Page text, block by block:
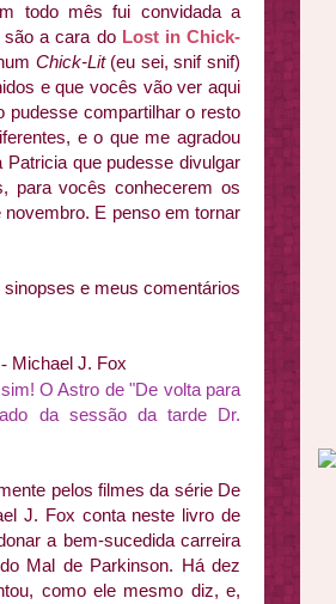
todo mês fui convidada a
a cara do Lost in Chick-
Chick-Lit(eu sei, snif snif)
e que vocês vão ver aqui
pudesse compartilhar o resto
e o que me agradou
que pudesse divulgar
para vocês conhecerem os
E penso em tornar
e meus comentários
- Michael J. Fox
O Astro de "De volta para
da sessão da tarde Dr.
pelos filmes da série De
J. Fox conta neste livro de
a bem-sucedida carreira
Mal de Parkinson. Há dez
como ele mesmo diz, e,